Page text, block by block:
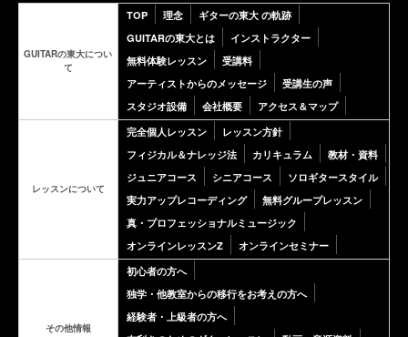
GUITARの東大につい
て
TOP 理念
ギターの東大 の軌跡
GUITARの東大とは
インストラクター
無料体験レッスン
受講料
アーティストからのメッセージ
受講生の声
スタジオ設備
会社概要 アクセス＆マップ
レッスンについて
完全個人レッスン
レッスン方針
フィジカル＆ナレッジ法
カリキュラム
教材・資料
ジュニアコース
シニアコース
ソロギタースタイル
実力アップレコーディング
無料グループレッスン
真・プロフェッショナルミュージック
オンラインレッスンZ
オンラインセミナー
その他情報
初心者の方へ
独学・他教室からの移行をお考えの方へ
経験者・上級者の方へ